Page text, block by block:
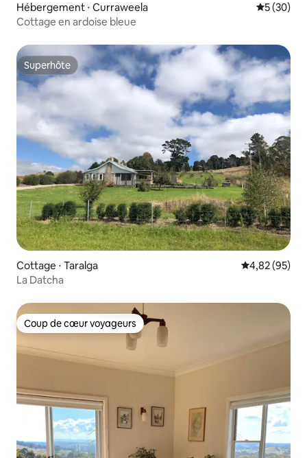
Hébergement ⋅ Curraweela
5 (30)
Cottage en ardoise bleue
Superhôte
Superhôte
Cottage ⋅ Taralga Évaluation
4,82 (95)
La Datcha
Coup de cœur voyageurs
Coup de cœur voyageurs